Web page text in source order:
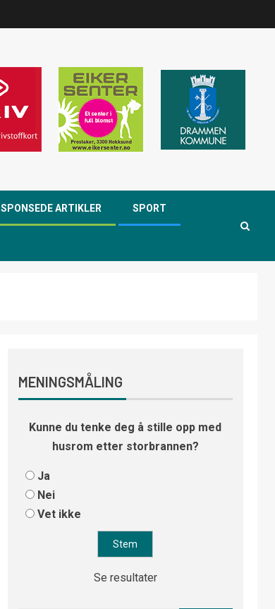
SPONSEDE ARTIKLER SPORT
MENINGSMÅLING
Kunne du tenke deg å stille opp med
husrom etter storbrannen?
Ja
Nei
Vet ikke
Se resultater